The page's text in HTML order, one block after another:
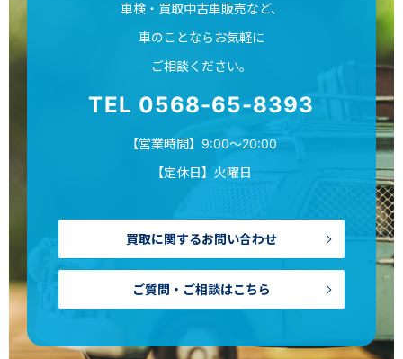
車検・買取中古車販売など、
車のことならお気軽に
ご相談ください。
TEL 0568-65-8393
【営業時間】9:00～20:00
【定休日】火曜日
買取に関するお問い合わせ
ご質問・ご相談はこちら